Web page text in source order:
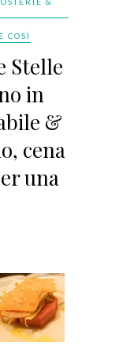
COSÌ
Stelle
in
&
cena
una